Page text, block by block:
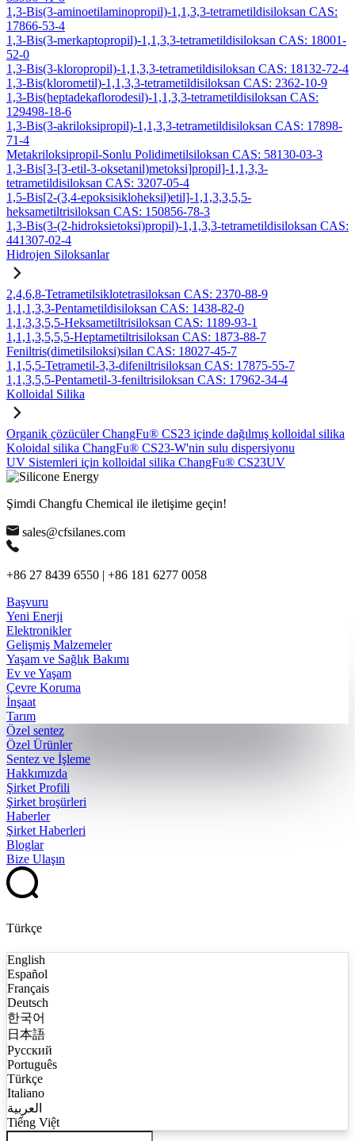
1,3-Bis(3-aminoetilaminopropil)-1,1,3,3-tetrametildisiloksan CAS:
17866-53-4
1,3-Bis(3-merkaptopropil)-1,1,3,3-tetrametildisiloksan CAS: 18001-
52-0
1,3-Bis(3-kloropropil)-1,1,3,3-tetrametildisiloksan CAS: 18132-72-4
1,3-Bis(klorometil)-1,1,3,3-tetrametildisiloksan CAS: 2362-10-9
1,3-Bis(heptadekaflorodesil)-1,1,3,3-tetrametildisiloksan CAS:
129498-18-6
1,3-Bis(3-akriloksipropil)-1,1,3,3-tetrametildisiloksan CAS: 17898-
71-4
Metakriloksipropil-Sonlu Polidimetilsiloksan CAS: 58130-03-3
1,3-Bis[3-[3-etil-3-oksetanil)metoksi]propil]-1,1,3,3-
tetrametildisiloksan CAS: 3207-05-4
1,5-Bis[2-(3,4-epoksisikloheksil)etil]-1,1,3,3,5,5-
heksametiltrisiloksan CAS: 150856-78-3
1,3-Bis(3-(2-hidroksietoksi)propil)-1,1,3,3-tetrametildisiloksan CAS:
441307-02-4
Hidrojen Siloksanlar
2,4,6,8-Tetrametilsiklotetrasiloksan CAS: 2370-88-9
1,1,1,3,3-Pentametildisiloksan CAS: 1438-82-0
1,1,3,3,5,5-Heksametiltrisiloksan CAS: 1189-93-1
1,1,1,3,5,5,5-Heptametiltrisiloksan CAS: 1873-88-7
Feniltris(dimetilsiloksi)silan CAS: 18027-45-7
1,1,5,5-Tetrametil-3,3-difeniltrisiloksan CAS: 17875-55-7
1,1,3,5,5-Pentametil-3-feniltrisiloksan CAS: 17962-34-4
Kolloidal Silika
Organik çözücüler ChangFu® CS23 içinde dağılmış kolloidal silika
Koloidal silika ChangFu® CS23-W'nin sulu dispersiyonu
UV Sistemleri için kolloidal silika ChangFu® CS23UV
Şimdi Changfu Chemical ile iletişime geçin!
sales@cfsilanes.com
+86 27 8439 6550 | +86 181 6277 0058
Başvuru
Yeni Enerji
Elektronikler
Gelişmiş Malzemeler
Yaşam ve Sağlık Bakımı
Ev ve Yaşam
Çevre Koruma
İnşaat
Tarım
Özel sentez
Özel Ürünler
Sentez ve İşleme
Hakkımızda
Şirket Profili
Şirket broşürleri
Haberler
Şirket Haberleri
Bloglar
Bize Ulaşın
Türkçe
English
Español
Français
Deutsch
한국어
日本語
Русский
Português
Türkçe
Italiano
العربية
Tiếng Việt